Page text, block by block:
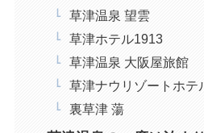
草津温泉 望雲
草津ホテル1913
草津温泉 大阪屋旅館
草津ナウリゾートホテ
裏草津 蕩